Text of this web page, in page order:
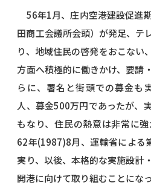
56年1月、庄内空港建設促進
田商工会議所会頭）が発足、テ
り、地域住民の啓発をおこない
方面へ積極的に働きかけ、要請
らに、署名と街頭での募金も
人、募金500万円であったが、
もなり、住民の熱意は非常に強
62年(1987)8月、運輸省による
実り、以後、本格的な実施設計
開港に向けて取り組むことになっ